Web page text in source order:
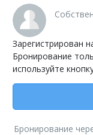
Зарегистрирован
Бронирование
используйте
Бронирование